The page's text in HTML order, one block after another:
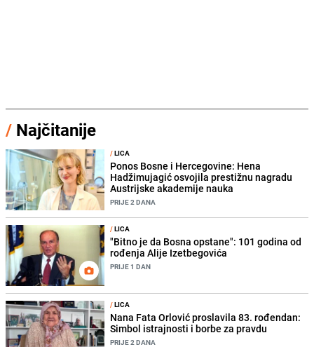
/ Najčitanije
/LICA
Ponos Bosne i Hercegovine: Hena
Hadžimujagić osvojila prestižnu nagradu
Austrijske akademije nauka
PRIJE 2 DANA
/LICA
"Bitno je da Bosna opstane": 101 godina od
rođenja Alije Izetbegovića
PRIJE 1 DAN
/LICA
Nana Fata Orlović proslavila 83. rođendan:
Simbol istrajnosti i borbe za pravdu
PRIJE 2 DANA